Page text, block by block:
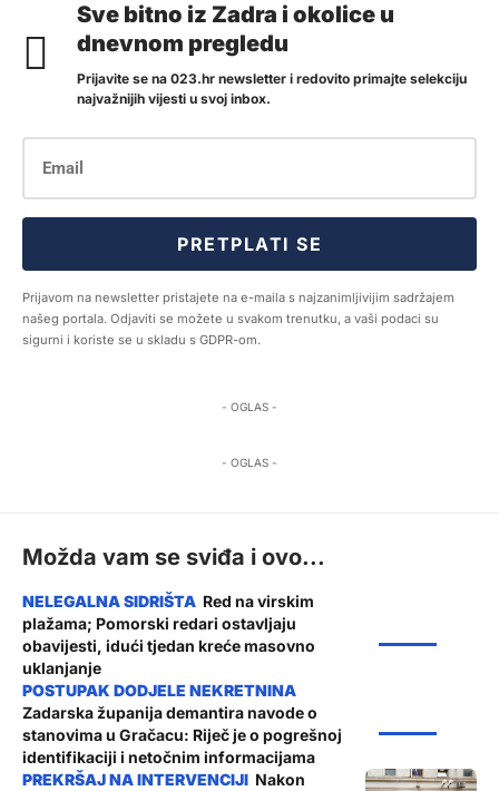
Sve bitno iz Zadra i okolice u
dnevnom pregledu
Prijavite se na 023.hr newsletter i redovito primajte selekciju
najvažnijih vijesti u svoj inbox.
PRETPLATI SE
Prijavom na newsletter pristajete na e-maila s najzanimljivijim sadržajem
našeg portala. Odjaviti se možete u svakom trenutku, a vaši podaci su
sigurni i koriste se u skladu s GDPR-om.
- OGLAS -
- OGLAS -
Možda vam se sviđa i ovo...
Red na virskim
plažama; Pomorski redari ostavljaju
obavijesti, idući tjedan kreće masovno
uklanjanje
Zadarska županija demantira navode o
stanovima u Gračacu: Riječ je o pogrešnoj
identifikaciji i netočnim informacijama
Nakon